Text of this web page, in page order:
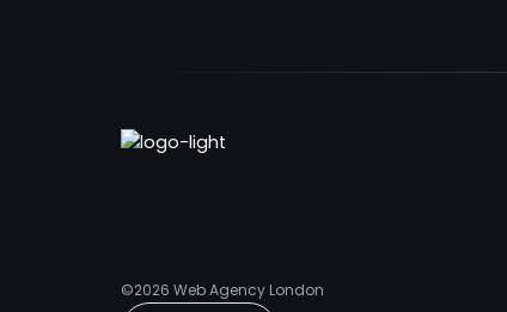
©2026 Web Agency London